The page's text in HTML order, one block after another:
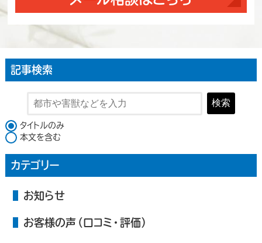
記事検索
検索
検索対象
タイトルのみ
本文を含む
カテゴリー
お知らせ
お客様の声（口コミ・評価）